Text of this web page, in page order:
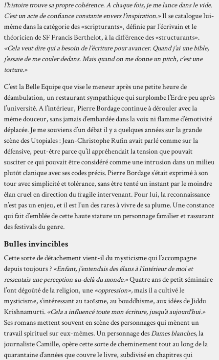
l’histoire trouve sa propre cohérence. A chaque fois, je me lance dans le vide.
C’est un acte de confiance constante envers l’inspiration.»Il se catalogue lui-
même dans la catégorie des «scripturants», définie par l’écrivain et le
théoricien de SF Francis Berthelot, à la différence des «structurants».
«Cela veut dire qui a besoin de l’écriture pour avancer. Quand j’ai une bible,
j’essaie de me couler dedans. Mais quand on me donne un pitch, c’est une
torture.»
C’est la Belle Equipe que vise le meneur après une petite heure de
déambulation, un restaurant sympathique qui surplombe l’Erdre peu après
l’université. A l’intérieur, Pierre Bordage continue à dérouler avec la
même douceur, sans jamais d’embardée dans la voix ni flamme d’émotivité
déplacée. Je me souviens d’un débat il y a quelques années sur la grande
scène des Utopiales : Jean-Christophe Rufin avait parlé comme sur la
défensive, peut-être parce qu’il appréhendait la tension que pouvait
susciter ce qui pouvait être considéré comme une intrusion dans un milieu
plutôt clanique avec ses codes précis. Pierre Bordage s’était exprimé à son
tour avec simplicité et tolérance, sans être tenté un instant par le moindre
élan cruel en direction du fragile intervenant. Pour lui, la reconnaissance
n’est pas un enjeu, et il est l’un des rares à vivre de sa plume. Une constance
qui fait d’emblée de cette haute stature un personnage familier et rassurant
des festivals du genre.
Bulles invincibles
Cette sorte de détachement vient-il du mysticisme qui l’accompagne
depuis toujours ? «Enfant, j’entendais des élans à l’intérieur de moi et
ressentais une perception au-delà du monde.»Quatre ans de petit séminaire
l’ont dégoûté de la religion, une «oppression»,mais il a cultivé le
mysticisme, s’intéressant au taoïsme, au bouddhisme, aux idées de Jiddu
Krishnamurti. «Cela a influencé toute mon écriture, jusqu’à aujourd’hui.»
Ses romans mettent souvent en scène des personnages qui mènent un
travail spirituel sur eux-mêmes. Un personnage desDames blanches,la
journaliste Camille, opère cette sorte de cheminement tout au long de la
quarantaine d’années que couvre le livre, subdivisé en chapitres qui